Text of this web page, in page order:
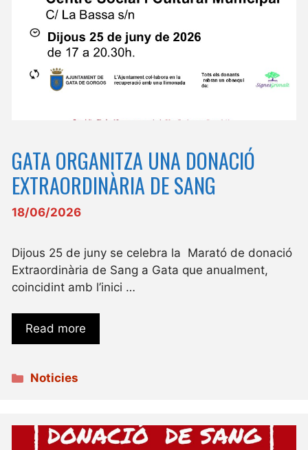
GATA ORGANITZA UNA DONACIÓ
EXTRAORDINÀRIA DE SANG
18/06/2026
Dijous 25 de juny se celebra la Marató de donació
Extraordinària de Sang a Gata que anualment,
coincidint amb l’inici …
Read more
Categories
Noticies